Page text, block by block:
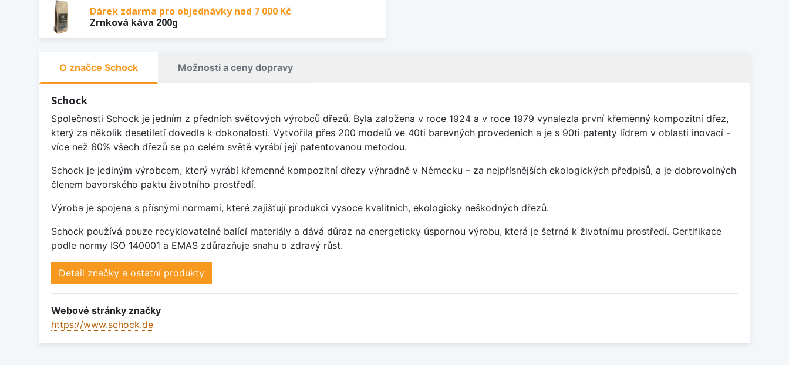
Dárek zdarma pro objednávky nad 7 000 Kč
Zrnková káva 200g
O značce Schock Možnosti a ceny dopravy
Schock
Společnosti Schock je jedním z předních světových výrobců dřezů. Byla založena v roce 1924 a v roce 1979 vynalezla první křemenný kompozitní dřez,
který za několik desetiletí dovedla k dokonalosti. Vytvořila přes 200 modelů ve 40ti barevných provedeních a je s 90ti patenty lídrem v oblasti inovací -
více než 60% všech dřezů se po celém světě vyrábí její patentovanou metodou.
Schock je jediným výrobcem, který vyrábí křemenné kompozitní dřezy výhradně v Německu – za nejpřísnějších ekologických předpisů, a je dobrovolných
členem bavorského paktu životního prostředí.
Výroba je spojena s přísnými normami, které zajišťují produkci vysoce kvalitních, ekologicky neškodných dřezů.
Schock používá pouze recyklovatelné balící materiály a dává důraz na energeticky úspornou výrobu, která je šetrná k životnímu prostředí. Certifikace
podle normy ISO 140001 a EMAS zdůrazňuje snahu o zdravý růst.
Detail značky a ostatní produkty
Webové stránky značky
https://www.schock.de